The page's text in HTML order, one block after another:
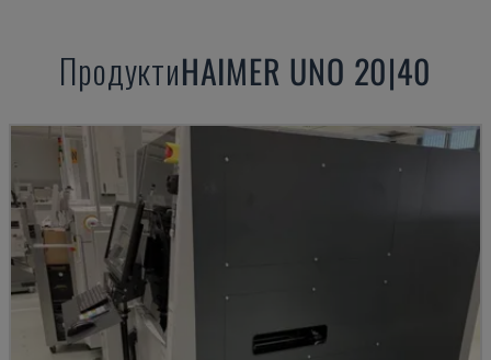
ПродуктиHAIMER UNO 20|40